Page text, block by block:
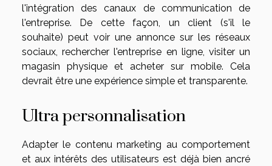
l'intégration des canaux de communication de
l'entreprise. De cette façon, un client (s'il le
souhaite) peut voir une annonce sur les réseaux
sociaux, rechercher l'entreprise en ligne, visiter un
magasin physique et acheter sur mobile. Cela
devrait être une expérience simple et transparente.
Ultra personnalisation
Adapter le contenu marketing au comportement
et aux intérêts des utilisateurs est déjà bien ancré